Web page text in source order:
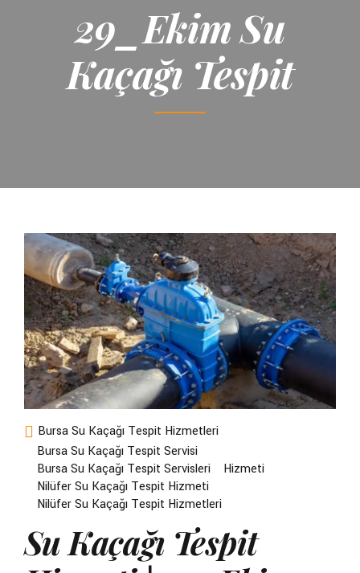
29_Ekim Su
Kaçağı Tespit
Bursa Su Kaçağı Tespit Hizmetleri
Bursa Su Kaçağı Tespit Servisi
Bursa Su Kaçağı Tespit Servisleri
Hizmeti
Nilüfer Su Kaçağı Tespit Hizmeti
Nilüfer Su Kaçağı Tespit Hizmetleri
Su Kaçağı Tespit